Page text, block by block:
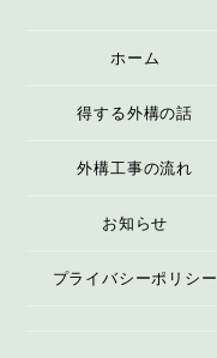
ホーム
得する外構の話
外構工事の流れ
お知らせ
プライバシーポリシー